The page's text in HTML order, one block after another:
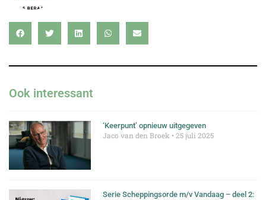
Ook interessant
‘Keerpunt’ opnieuw uitgegeven
Jaco van den Broek 25 juli 2025
Serie Scheppingsorde m/v Vandaag – deel 2: